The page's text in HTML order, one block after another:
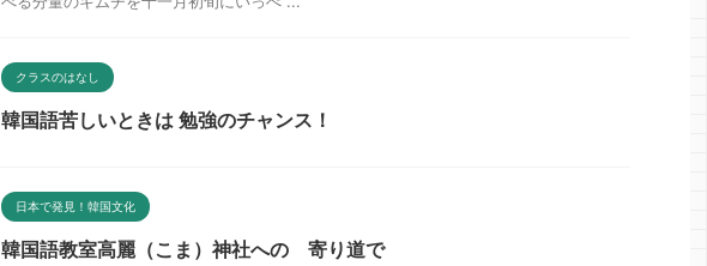
クラスのはなし
韓国語苦しいときは 勉強のチャンス！
日本で発見！韓国文化
韓国語教室高麗（こま）神社への 寄り道で